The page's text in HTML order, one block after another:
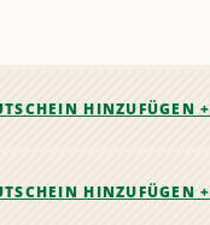
HINZUFÜGEN +
HINZUFÜGEN +